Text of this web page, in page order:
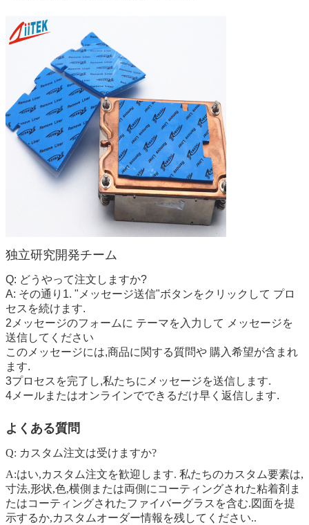
独立研究開発チーム
Q: どうやって注文しますか?
A: その通り1. "メッセージ送信"ボタンをクリックして プロ
セスを続けます.
2メッセージのフォームに テーマを入力して メッセージを
送信してください
このメッセージには,商品に関する質問や 購入希望が含まれ
ます.
3プロセスを完了し,私たちにメッセージを送信します.
4メールまたはオンラインでできるだけ早く返信します.
よくある質問
Q: カスタム注文は受けますか?
A:はい,カスタム注文を歓迎します. 私たちのカスタム要素は,
寸法,形状,色,横側または両側にコーティングされた粘着剤ま
たはコーティングされたファイバーグラスを含む.図面を提
示するか,カスタムオーダー情報を残してください..